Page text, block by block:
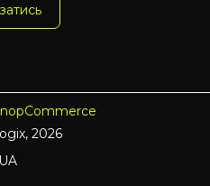
nopCommerce
2026